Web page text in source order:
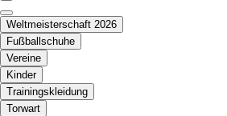
Weltmeisterschaft 2026
Fußballschuhe
Vereine
Kinder
Trainingskleidung
Torwart